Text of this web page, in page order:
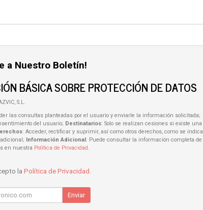
a Nuestro Boletín!
BÁSICA SOBRE PROTECCIÓN DE DATOS
S.L.
las consultas planteadas por el usuario y enviarle la información solicitada;
del usuario; Destinatarios: Solo se realizan cesiones si existe una
: Acceder, rectificar y suprimir, así como otros derechos, como se indica
Información Adicional : Puede consultar la información completa de
en nuestra Política de Privacidad .
la Política de Privacidad
Enviar